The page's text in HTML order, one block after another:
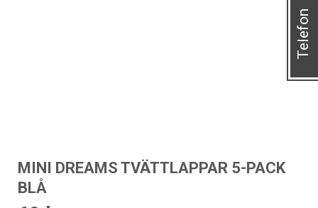
MINI DREAMS TVÄTTLAPPAR 5-PACK
BLÅ
Telefon